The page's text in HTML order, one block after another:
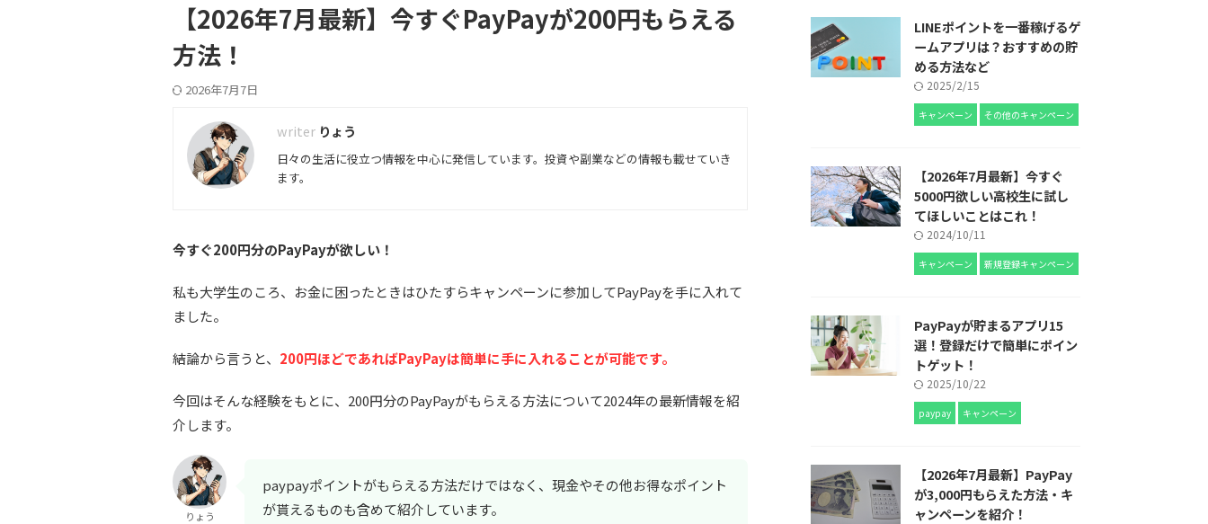
【2026年7月最新】今すぐPayPayが200円もらえる
方法！
2026年7月7日
りょう
日々の生活に役立つ情報を中心に発信しています。投資や副業などの情報も載せていき
ます。
今すぐ200円分のPayPayが欲しい！
私も大学生のころ、お金に困ったときはひたすらキャンペーンに参加してPayPayを手に入れて
ました。
結論から言うと、 200円ほどであればPayPayは簡単に手に入れることが可能です。
今回はそんな経験をもとに、200円分のPayPayがもらえる方法について2024年の最新情報を紹
介します。
りょう
paypayポイントがもらえる方法だけではなく、現金やその他お得なポイント
が貰えるものも含めて紹介しています。
LINEポイントを一番稼げるゲ
ームアプリは？おすすめの貯
める方法など
2025/2/15
キャンペーン その他のキャンペーン
【2026年7月最新】今すぐ
5000円欲しい高校生に試し
てほしいことはこれ！
2024/10/11
キャンペーン 新規登録キャンペーン
PayPayが貯まるアプリ15
選！登録だけで簡単にポイン
トゲット！
2025/10/22
paypay キャンペーン
【2026年7月最新】PayPay
が3,000円もらえた方法・キ
ャンペーンを紹介！